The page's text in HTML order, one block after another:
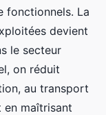
fonctionnels. La
devient
le secteur
on réduit
au transport
en maîtrisant